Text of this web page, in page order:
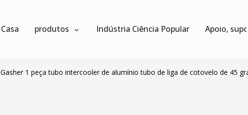
Casa produtos Indústria Ciência Popular Apoio,
Gasher 1 peça tubo intercooler de alumínio tubo de liga de cotovelo de 45